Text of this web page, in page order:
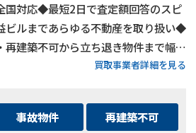
対応◆最短2日で査定額回答のスピ
ルまであらゆる不動産を取り扱い◆
建築不可から立ち退き物件まで幅広
不問でバルク購入も相談可能
買取事業者詳細を見る
事故物件
再建築不可